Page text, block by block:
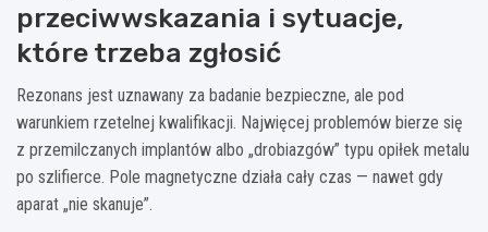
przeciwwskazania i sytuacje,
które trzeba zgłosić
Rezonans jest uznawany za badanie bezpieczne, ale pod
warunkiem rzetelnej kwalifikacji. Najwięcej problemów bierze się
z przemilczanych implantów albo „drobiazgów” typu opiłek metalu
po szlifierce. Pole magnetyczne działa cały czas — nawet gdy
aparat „nie skanuje”.